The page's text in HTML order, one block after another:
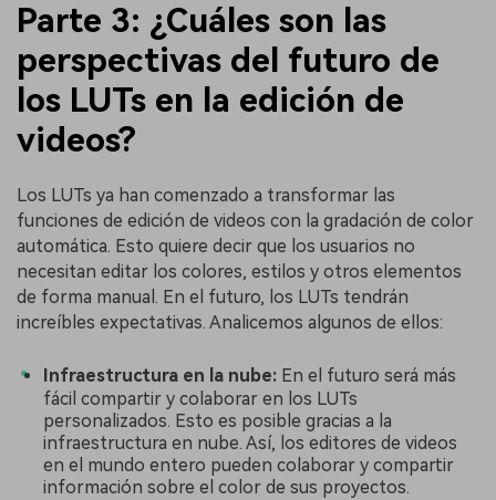
Parte 3: ¿Cuáles son las
perspectivas del futuro de
los LUTs en la edición de
videos?
Los LUTs ya han comenzado a transformar las
funciones de edición de videos con la gradación de color
automática. Esto quiere decir que los usuarios no
necesitan editar los colores, estilos y otros elementos
de forma manual. En el futuro, los LUTs tendrán
increíbles expectativas. Analicemos algunos de ellos:
Infraestructura en la nube: En el futuro será más
fácil compartir y colaborar en los LUTs
personalizados. Esto es posible gracias a la
infraestructura en nube. Así, los editores de videos
en el mundo entero pueden colaborar y compartir
información sobre el color de sus proyectos.